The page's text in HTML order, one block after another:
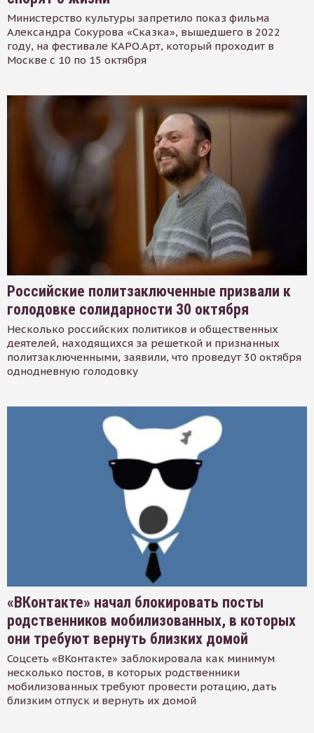
Министерство культуры запретило показ фильма
Александра Сокурова «Сказка», вышедшего в 2022
году, на фестивале КАРО.Арт, который проходит в
Москве с 10 по 15 октября
Российские политзаключенные призвали к
голодовке солидарности 30 октября
Несколько российских политиков и общественных
деятелей, находящихся за решеткой и признанных
политзаключенными, заявили, что проведут 30 октября
однодневную голодовку
«ВКонтакте» начал блокировать посты
родственников мобилизованных, в которых
они требуют вернуть близких домой
Соцсеть «ВКонтакте» заблокировала как минимум
несколько постов, в которых родственники
мобилизованных требуют провести ротацию, дать
близким отпуск и вернуть их домой